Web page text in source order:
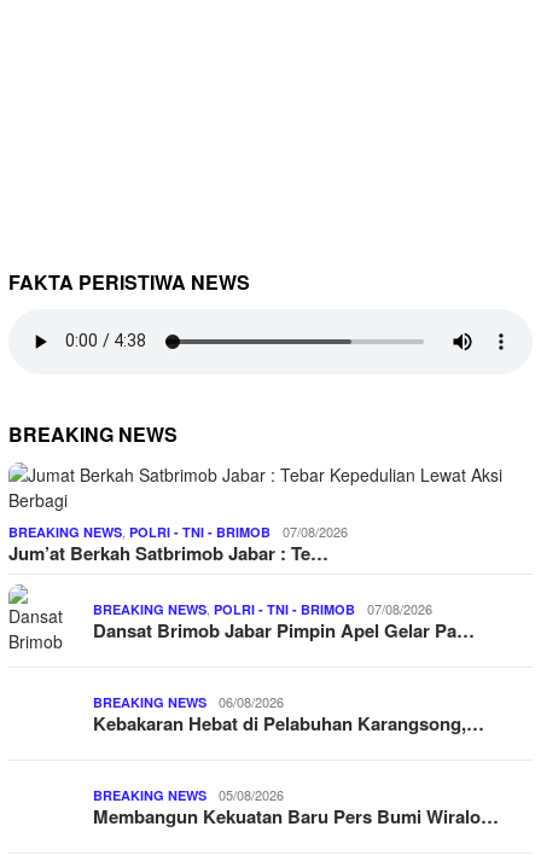
FAKTA PERISTIWA NEWS
BREAKING NEWS
BREAKING NEWS POLRI - TNI - BRIMOB 07/08/2026
Jum’at Berkah Satbrimob Jabar : Te…
BREAKING NEWS POLRI - TNI - BRIMOB 07/08/2026
Dansat Brimob Jabar Pimpin Apel Gelar Pa…
BREAKING NEWS 06/08/2026
Kebakaran Hebat di Pelabuhan Karangsong,…
BREAKING NEWS 05/08/2026
Membangun Kekuatan Baru Pers Bumi Wiralo…